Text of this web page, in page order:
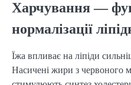
Харчування —
нормалізації
Їжа впливає на ліпіди
Насичені жири з червоного